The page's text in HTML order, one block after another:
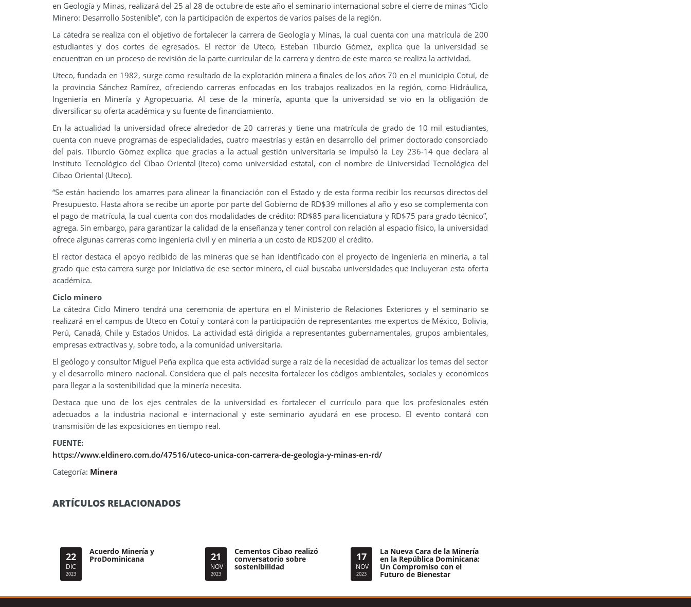
en Geología y Minas, realizará del 25 al 28 de octubre de este año el seminario internacional sobre el cierre de minas “Ciclo
Minero: Desarrollo Sostenible”, con la participación de expertos de varios países de la región.
La cátedra se realiza con el objetivo de fortalecer la carrera de Geología y Minas, la cual cuenta con una matrícula de 200
estudiantes y dos cortes de egresados. El rector de Uteco, Esteban Tiburcio Gómez, explica que la universidad se
encuentran en un proceso de revisión de la parte curricular de la carrera y dentro de este marco se realiza la actividad.
Uteco, fundada en 1982, surge como resultado de la explotación minera a finales de los años 70 en el municipio Cotuí, de
la provincia Sánchez Ramírez, ofreciendo carreras enfocadas en los trabajos realizados en la región, como Hidráulica,
Ingeniería en Minería y Agropecuaria. Al cese de la minería, apunta que la universidad se vio en la obligación de
diversificar su oferta académica y su fuente de financiamiento.
En la actualidad la universidad ofrece alrededor de 20 carreras y tiene una matrícula de grado de 10 mil estudiantes,
cuenta con nueve programas de especialidades, cuatro maestrías y están en desarrollo del primer doctorado consorciado
del país. Tiburcio Gómez explica que gracias a la actual gestión universitaria se impulsó la Ley 236-14 que declara al
Instituto Tecnológico del Cibao Oriental (Iteco) como universidad estatal, con el nombre de Universidad Tecnológica del
Cibao Oriental (Uteco).
“Se están haciendo los amarres para alinear la financiación con el Estado y de esta forma recibir los recursos directos del
Presupuesto. Hasta ahora se recibe un aporte por parte del Gobierno de RD$39 millones al año y eso se complementa con
el pago de matrícula, la cual cuenta con dos modalidades de crédito: RD$85 para licenciatura y RD$75 para grado técnico”,
agrega. Sin embargo, para garantizar la calidad de la enseñanza y tener control con relación al espacio físico, la universidad
ofrece algunas carreras como ingeniería civil y en minería a un costo de RD$200 el crédito.
El rector destaca el apoyo recibido de las mineras que se han identificado con el proyecto de ingeniería en minería, a tal
grado que esta carrera surge por iniciativa de ese sector minero, el cual buscaba universidades que incluyeran esta oferta
académica.
Ciclo minero
La cátedra Ciclo Minero tendrá una ceremonia de apertura en el Ministerio de Relaciones Exteriores y el seminario se
realizará en el campus de Uteco en Cotuí y contará con la participación de representantes me expertos de México, Bolivia,
Perú, Canadá, Chile y Estados Unidos. La actividad está dirigida a representantes gubernamentales, grupos ambientales,
empresas extractivas y, sobre todo, a la comunidad universitaria.
El geólogo y consultor Miguel Peña explica que esta actividad surge a raíz de la necesidad de actualizar los temas del sector
y el desarrollo minero nacional. Considera que el país necesita fortalecer los códigos ambientales, sociales y económicos
para llegar a la sostenibilidad que la minería necesita.
Destaca que uno de los ejes centrales de la universidad es fortalecer el currículo para que los profesionales estén
adecuados a la industria nacional e internacional y este seminario ayudará en ese proceso. El evento contará con
transmisión de las exposiciones en tiempo real.
FUENTE:
https://www.eldinero.com.do/47516/uteco-unica-con-carrera-de-geologia-y-minas-en-rd/
Categoría: Minera
ARTÍCULOS RELACIONADOS
22
DIC
2023
Acuerdo Minería y
ProDominicana 21
NOV
2023
Cementos Cibao realizó
conversatorio sobre
sostenibilidad
17
NOV
2023
La Nueva Cara de la Minería
en la República Dominicana:
Un Compromiso con el
Futuro de Bienestar